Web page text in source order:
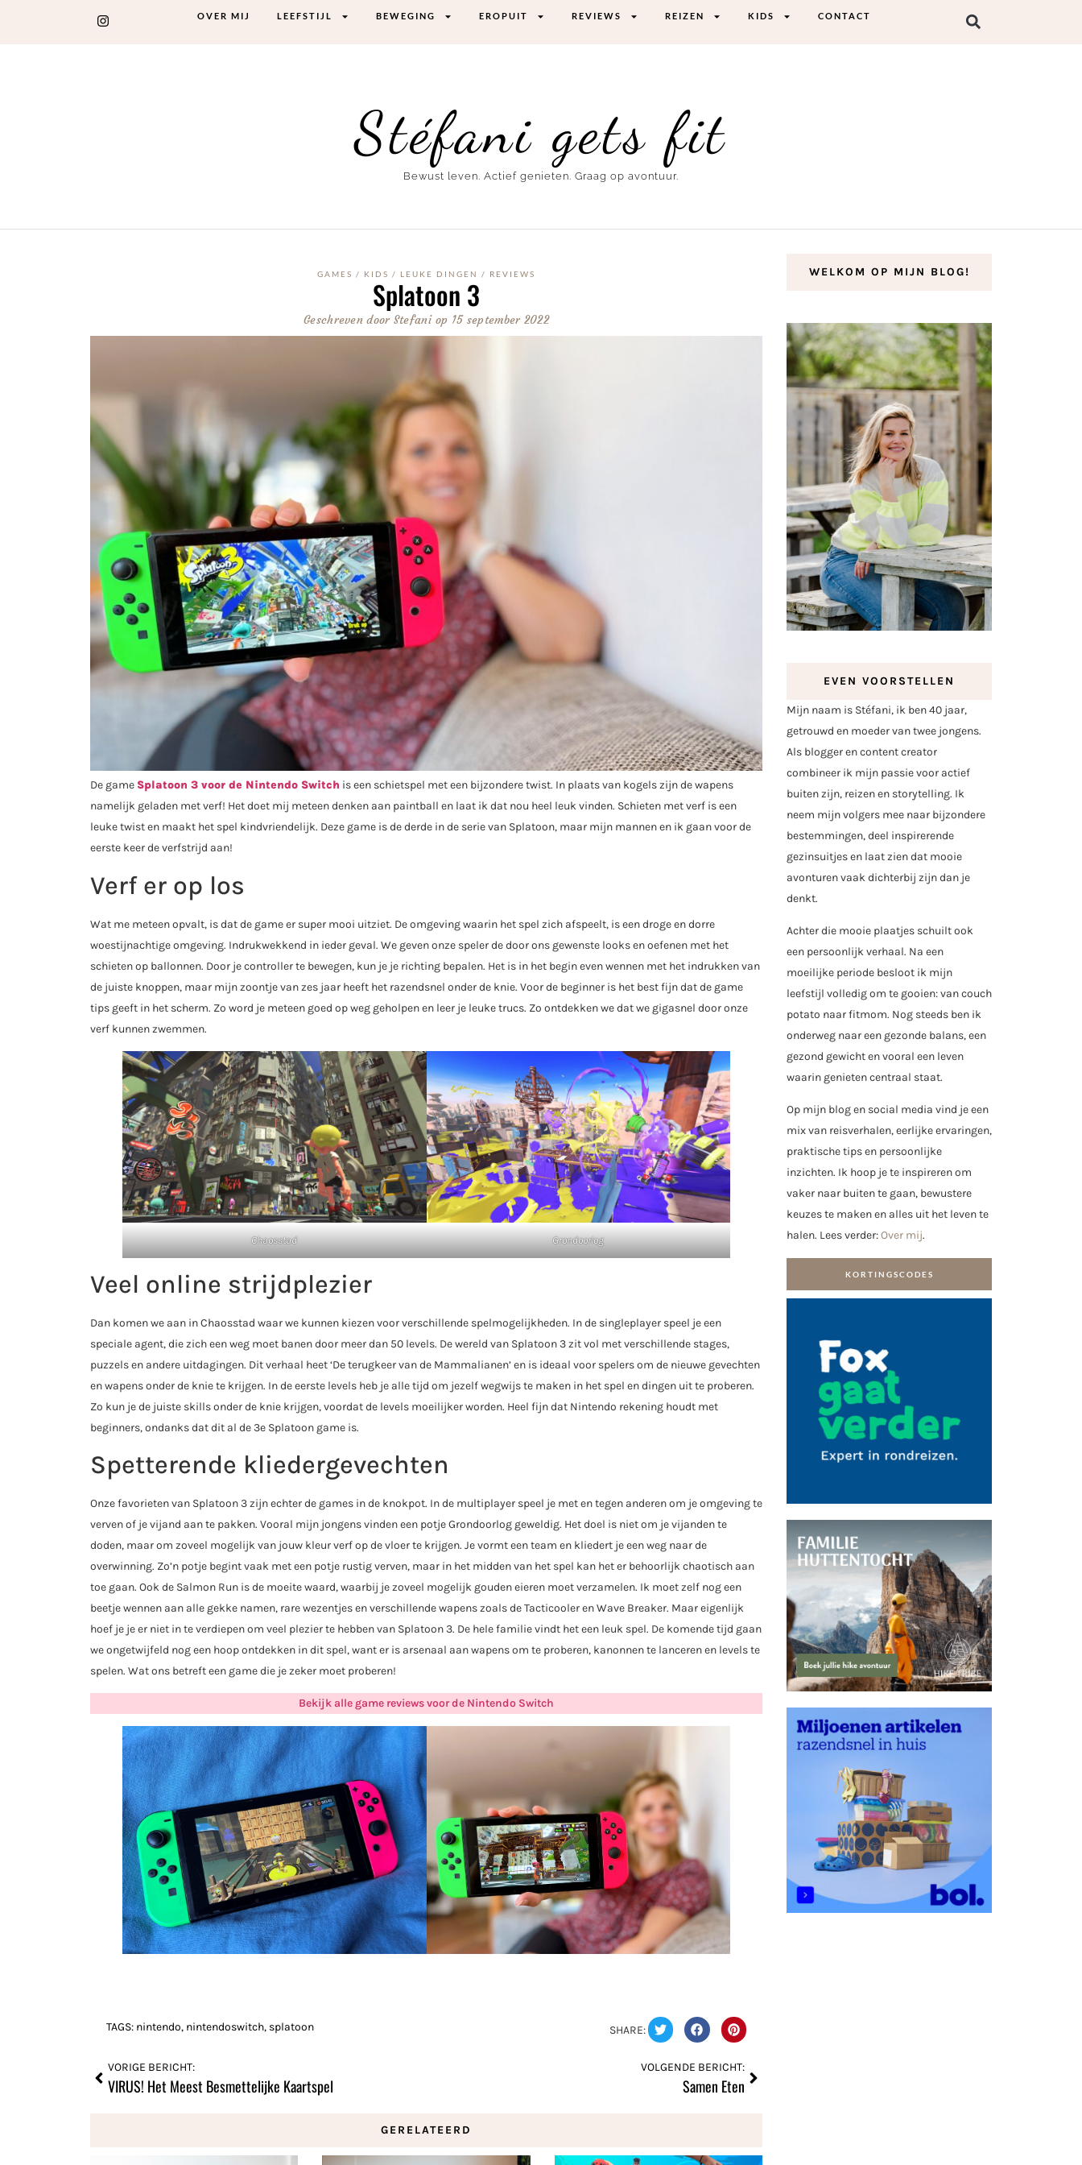
OVER MIJ LEEFSTIJL BEWEGING EROPUIT REVIEWS REIZEN KIDS CONTACT
Stéfani gets fit
Bewust leven. Actief genieten. Graag op avontuur.
GAMES / KIDS / LEUKE DINGEN / REVIEWS
Splatoon 3
Geschreven doorStefani op 15 september 2022
De game Splatoon 3 voor de Nintendo Switch is een schietspel met een bijzondere twist. In plaats van kogels zijn de wapens
namelijk geladen met verf! Het doet mij meteen denken aan paintball en laat ik dat nou heel leuk vinden. Schieten met verf is een
leuke twist en maakt het spel kindvriendelijk. Deze game is de derde in de serie van Splatoon, maar mijn mannen en ik gaan voor de
eerste keer de verfstrijd aan!
Verf er op los
Wat me meteen opvalt, is dat de game er super mooi uitziet. De omgeving waarin het spel zich afspeelt, is een droge en dorre
woestijnachtige omgeving. Indrukwekkend in ieder geval. We geven onze speler de door ons gewenste looks en oefenen met het
schieten op ballonnen. Door je controller te bewegen, kun je je richting bepalen. Het is in het begin even wennen met het indrukken van
de juiste knoppen, maar mijn zoontje van zes jaar heeft het razendsnel onder de knie. Voor de beginner is het best fijn dat de game
tips geeft in het scherm. Zo word je meteen goed op weg geholpen en leer je leuke trucs. Zo ontdekken we dat we gigasnel door onze
verf kunnen zwemmen.
Chaosstad Grondoorlog
Veel online strijdplezier
Dan komen we aan in Chaosstad waar we kunnen kiezen voor verschillende spelmogelijkheden. In de singleplayer speel je een
speciale agent, die zich een weg moet banen door meer dan 50 levels. De wereld van Splatoon 3 zit vol met verschillende stages,
puzzels en andere uitdagingen. Dit verhaal heet ‘De terugkeer van de Mammalianen’ en is ideaal voor spelers om de nieuwe gevechten
en wapens onder de knie te krijgen. In de eerste levels heb je alle tijd om jezelf wegwijs te maken in het spel en dingen uit te proberen.
Zo kun je de juiste skills onder de knie krijgen, voordat de levels moeilijker worden. Heel fijn dat Nintendo rekening houdt met
beginners, ondanks dat dit al de 3e Splatoon game is.
Spetterende kliedergevechten
Onze favorieten van Splatoon 3 zijn echter de games in de knokpot. In de multiplayer speel je met en tegen anderen om je omgeving te
verven of je vijand aan te pakken. Vooral mijn jongens vinden een potje Grondoorlog geweldig. Het doel is niet om je vijanden te
doden, maar om zoveel mogelijk van jouw kleur verf op de vloer te krijgen. Je vormt een team en kliedert je een weg naar de
overwinning. Zo’n potje begint vaak met een potje rustig verven, maar in het midden van het spel kan het er behoorlijk chaotisch aan
toe gaan. Ook de Salmon Run is de moeite waard, waarbij je zoveel mogelijk gouden eieren moet verzamelen. Ik moet zelf nog een
beetje wennen aan alle gekke namen, rare wezentjes en verschillende wapens zoals de Tacticooler en Wave Breaker. Maar eigenlijk
hoef je je er niet in te verdiepen om veel plezier te hebben van Splatoon 3. De hele familie vindt het een leuk spel. De komende tijd gaan
we ongetwijfeld nog een hoop ontdekken in dit spel, want er is arsenaal aan wapens om te proberen, kanonnen te lanceren en levels te
spelen. Wat ons betreft een game die je zeker moet proberen!
Bekijk alle game reviews voor de Nintendo Switch
TAGS: nintendo, nintendoswitch, splatoon SHARE:
VORIGE BERICHT:
VIRUS! Het Meest Besmettelijke Kaartspel
VOLGENDE BERICHT:
Samen Eten
GERELATEERD
WELKOM OP MIJN BLOG!
EVEN VOORSTELLEN
Mijn naam is Stéfani, ik ben 40 jaar,
getrouwd en moeder van twee jongens.
Als blogger en content creator
combineer ik mijn passie voor actief
buiten zijn, reizen en storytelling. Ik
neem mijn volgers mee naar bijzondere
bestemmingen, deel inspirerende
gezinsuitjes en laat zien dat mooie
avonturen vaak dichterbij zijn dan je
denkt.
Achter die mooie plaatjes schuilt ook
een persoonlijk verhaal. Na een
moeilijke periode besloot ik mijn
leefstijl volledig om te gooien: van couch
potato naar fitmom. Nog steeds ben ik
onderweg naar een gezonde balans, een
gezond gewicht en vooral een leven
waarin genieten centraal staat.
Op mijn blog en social media vind je een
mix van reisverhalen, eerlijke ervaringen,
praktische tips en persoonlijke
inzichten. Ik hoop je te inspireren om
vaker naar buiten te gaan, bewustere
keuzes te maken en alles uit het leven te
halen. Lees verder:Over mij.
KORTINGSCODES